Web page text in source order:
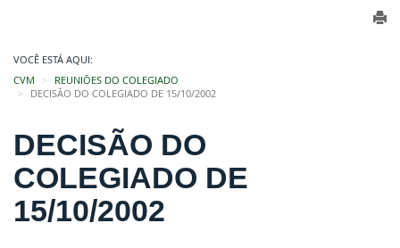
VOCÊ ESTÁ AQUI:
CVM
REUNIÕES DO COLEGIADO
DECISÃO DO COLEGIADO DE 15/10/2002
DECISÃO DO
COLEGIADO DE
15/10/2002